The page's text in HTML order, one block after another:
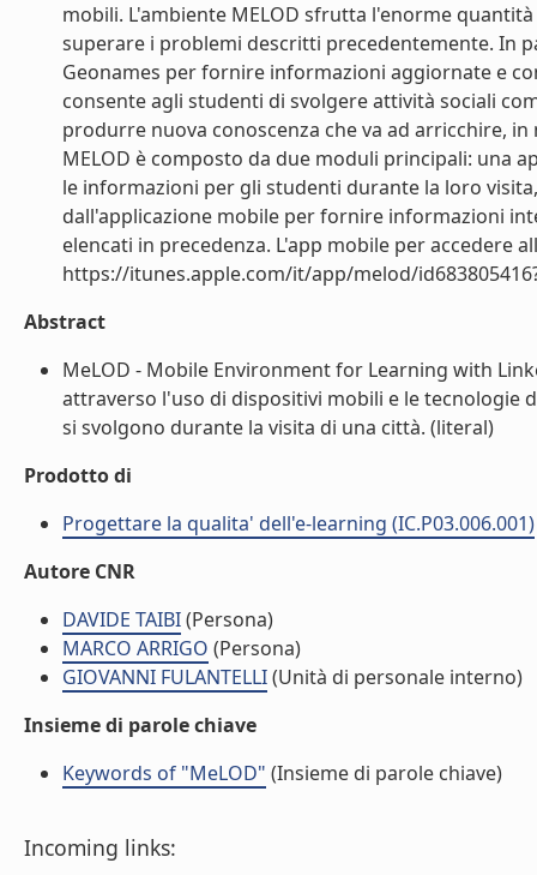
mobili. L'ambiente MELOD sfrutta l'enorme
superare i problemi descritti precedentemente. In
Geonames per fornire informazioni aggiornate e
consente agli studenti di svolgere attività sociali
produrre nuova conoscenza che va ad arricchire,
MELOD è composto da due moduli principali: una
le informazioni per gli studenti durante la loro
dall'applicazione mobile per fornire informazioni
elencati in precedenza. L'app mobile per accedere
https://itunes.apple.com/it/app/melod/
Abstract
MeLOD - Mobile Environment for Learning with
attraverso l'uso di dispositivi mobili e le tecnologie
si svolgono durante la visita di una città. (literal)
Prodotto di
Progettare la qualita' dell'e-learning (IC.P03.006.001)
Autore CNR
DAVIDE TAIBI(Persona)
MARCO ARRIGO (Persona)
GIOVANNI FULANTELLI(Unità di personale interno)
Insieme di parole chiave
Keywords of "MeLOD" (Insieme di parole chiave)
Incoming links: